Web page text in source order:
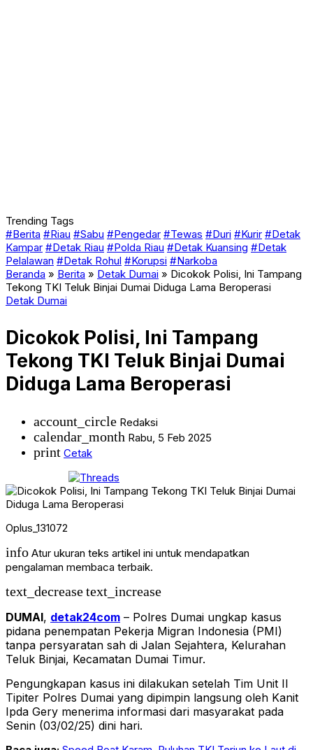
Trending Tags
#Berita #Riau #Sabu #Pengedar #Tewas #Duri #Kurir #Detak
Kampar #Detak Riau #Polda Riau #Detak Kuansing #Detak
Pelalawan #Detak Rohul #Korupsi #Narkoba
Beranda » Berita » Detak Dumai » Dicokok Polisi, Ini Tampang
Tekong TKI Teluk Binjai Dumai Diduga Lama Beroperasi
Detak Dumai
Dicokok Polisi, Ini Tampang
Tekong TKI Teluk Binjai Dumai
Diduga Lama Beroperasi
account_circle Redaksi
calendar_month Rabu, 5 Feb 2025
print Cetak
Oplus_131072
info Atur ukuran teks artikel ini untuk mendapatkan
pengalaman membaca terbaik.
text_decreasetext_increase
DUMAI, detak24com – Polres Dumai ungkap kasus
pidana penempatan Pekerja Migran Indonesia (PMI)
tanpa persyaratan sah di Jalan Sejahtera, Kelurahan
Teluk Binjai, Kecamatan Dumai Timur.
Pengungkapan kasus ini dilakukan setelah Tim Unit II
Tipiter Polres Dumai yang dipimpin langsung oleh Kanit
Ipda Gery menerima informasi dari masyarakat pada
Senin (03/02/25) dini hari.